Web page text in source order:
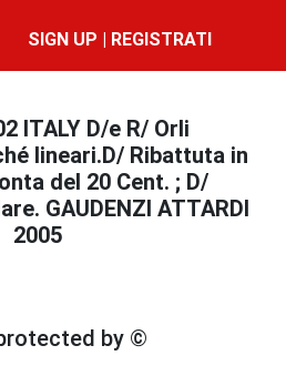
SIGN UP | REGISTRATI
ITALY D/e R/ Orli
lineari.D/ Ribattuta in
del 20 Cent. ; D/
GAUDENZI ATTARDI
2005
by ©